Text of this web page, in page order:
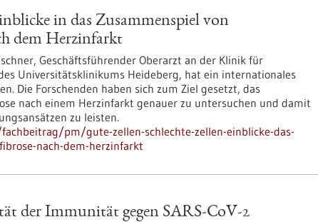
in das Zusammenspiel von
dem Herzinfarkt
Geschäftsführender Oberarzt an der Klinik für
Universitätsklinikums Heideberg, hat ein internationales
Die Forschenden haben sich zum Ziel gesetzt, das
nach einem Herzinfarkt genauer zu untersuchen und damit
zu leisten.
pm/gute-zellen-schlechte-zellen-einblicke-das-
nach-dem-herzinfarkt
der Immunität gegen SARS-CoV-2